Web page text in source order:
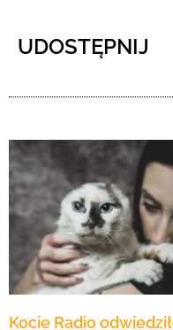
UDOSTĘPNIJ
Kocie Radio